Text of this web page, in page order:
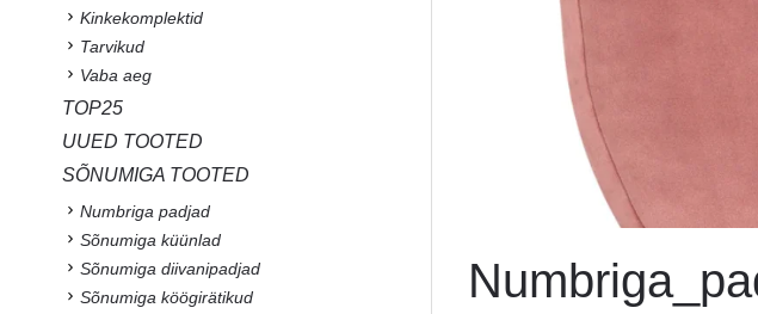
Kinkekomplektid
Tarvikud
Vaba aeg
TOP25
UUED TOOTED
SÕNUMIGA TOOTED
Numbriga padjad
Sõnumiga küünlad
Sõnumiga diivanipadjad
Sõnumiga köögirätikud